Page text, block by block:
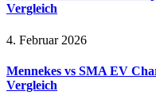
Vergleich
4. Februar 2026
Mennekes vs SMA EV
Vergleich